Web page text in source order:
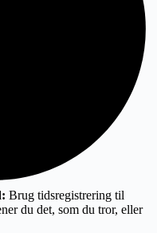
Brug tidsregistrering til
du det, som du tror, eller